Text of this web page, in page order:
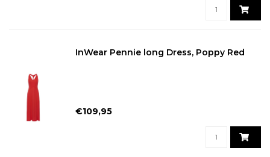
InWear Pennie long Dress, Poppy Red
€109,95